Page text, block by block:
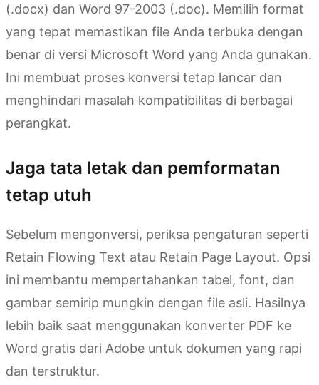
(.docx) dan Word 97-2003 (.doc). Memilih format
yang tepat memastikan file Anda terbuka dengan
benar di versi Microsoft Word yang Anda gunakan.
Ini membuat proses konversi tetap lancar dan
menghindari masalah kompatibilitas di berbagai
perangkat.
Jaga tata letak dan pemformatan
tetap utuh
Sebelum mengonversi, periksa pengaturan seperti
Retain Flowing Text atau Retain Page Layout. Opsi
ini membantu mempertahankan tabel, font, dan
gambar semirip mungkin dengan file asli. Hasilnya
lebih baik saat menggunakan konverter PDF ke
Word gratis dari Adobe untuk dokumen yang rapi
dan terstruktur.